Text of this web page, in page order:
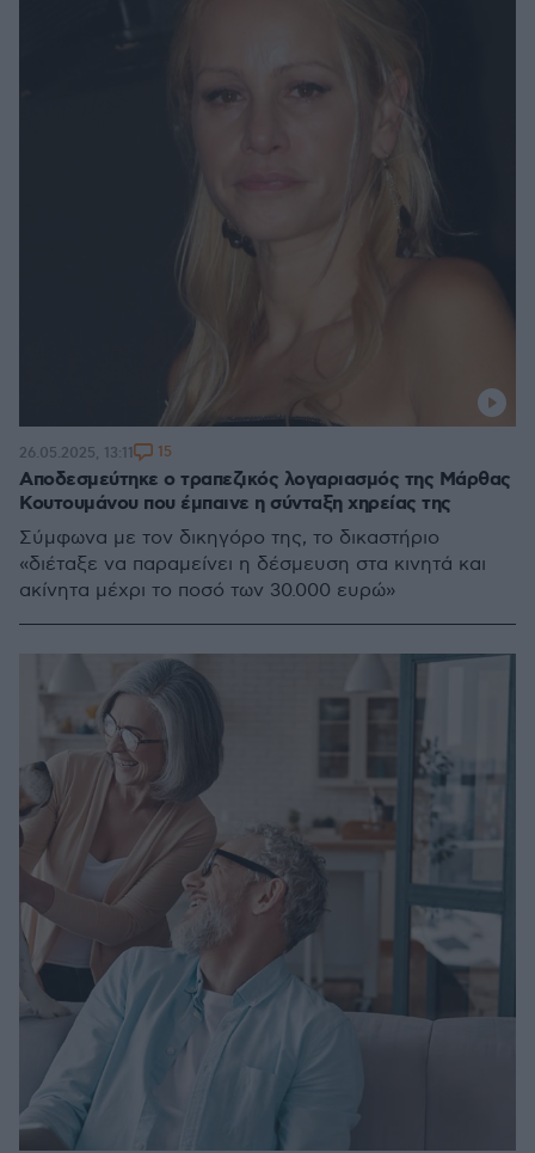
Αποδεσμεύτηκε ο τραπεζικός λογαριασμός της Μάρθας
Κουτουμάνου που έμπαινε η σύνταξη χηρείας της
Σύμφωνα με τον δικηγόρο της, το δικαστήριο
«διέταξε να παραμείνει η δέσμευση στα κινητά και
ακίνητα μέχρι το ποσό των 30.000 ευρώ»
26.05.2025, 13:11 15